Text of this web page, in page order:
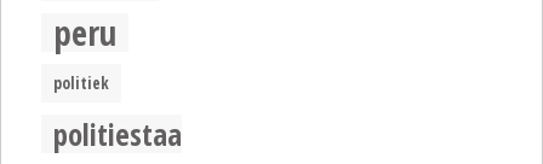
peru
politiek
politiestaat